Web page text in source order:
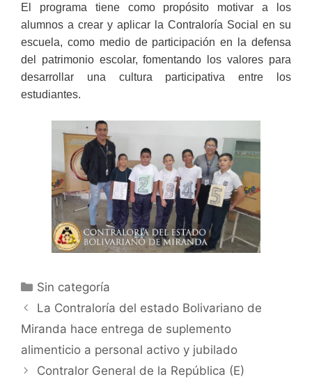
El programa tiene como propósito motivar a los
alumnos a crear y aplicar la Contraloría Social en su
escuela, como medio de participación en la defensa
del patrimonio escolar, fomentando los valores para
desarrollar una cultura participativa entre los
estudiantes.
Sin categoría
La Contraloría del estado Bolivariano de
Miranda hace entrega de suplemento
alimenticio a personal activo y jubilado
Contralor General de la República (E)